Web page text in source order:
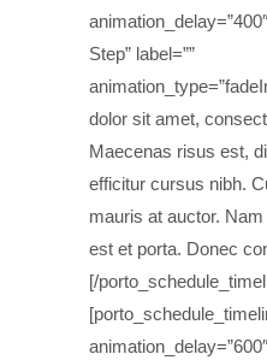
Step” label=””
dolor sit amet,
Maecenas risus est,
efficitur cursus nibh.
mauris at auctor.
est et porta. Donec
[/